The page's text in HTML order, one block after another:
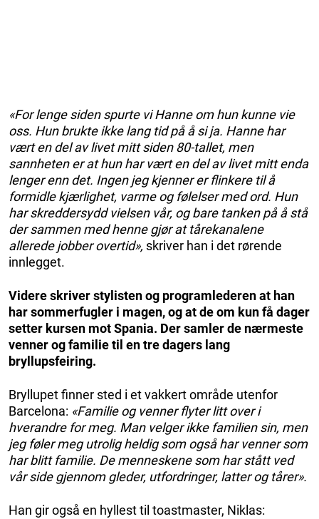
«For lenge siden spurte vi Hanne om hun kunne vie
oss. Hun brukte ikke lang tid på å si ja. Hanne har
vært en del av livet mitt siden 80-tallet, men
sannheten er at hun har vært en del av livet mitt enda
lenger enn det. Ingen jeg kjenner er flinkere til å
formidle kjærlighet, varme og følelser med ord. Hun
har skreddersydd vielsen vår, og bare tanken på å stå
der sammen med henne gjør at tårekanalene
allerede jobber overtid», skriver han i det rørende
innlegget.
Videre skriver stylisten og programlederen at han
har sommerfugler i magen, og at de om kun få dager
setter kursen mot Spania. Der samler de nærmeste
venner og familie til en tre dagers lang
bryllupsfeiring.
Bryllupet finner sted i et vakkert område utenfor
Barcelona: «Familie og venner flyter litt over i
hverandre for meg. Man velger ikke familien sin, men
jeg føler meg utrolig heldig som også har venner som
har blitt familie. De menneskene som har stått ved
vår side gjennom gleder, utfordringer, latter og tårer».
Han gir også en hyllest til toastmaster, Niklas: